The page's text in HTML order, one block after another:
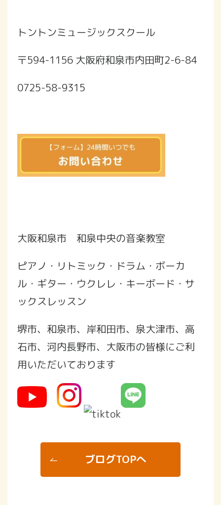
トントンミュージックスクール
〒594-1156 大阪府和泉市内田町2-6-84
0725-58-9315
大阪和泉市 和泉中央の音楽教室
ピアノ・リトミック・ドラム・ボーカ
ル・ギター・ウクレレ・キーボード・サ
ックスレッスン
堺市、和泉市、岸和田市、泉大津市、高
石市、河内長野市、大阪市の皆様にご利
用いただいております
ブログTOPへ